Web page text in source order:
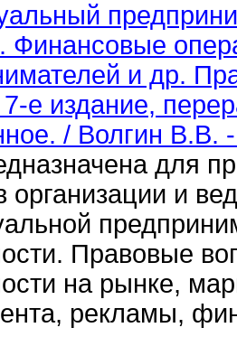
Финансовые
и др.
е издание,
/ Волгин В.В.
для
и
Правовые
на рынке,
рекламы,